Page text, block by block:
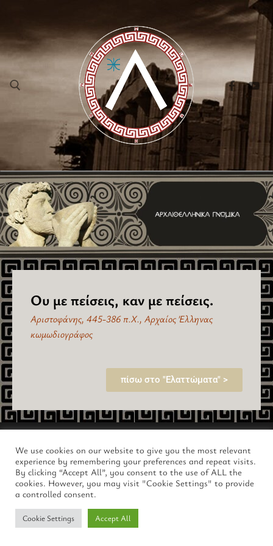
Ου με πείσεις, καν με πείσεις.
Αριστοφάνης, 445-386 π.Χ., Αρχαίος Έλληνας
κωμωδιογράφος
πίσω στο "Ελαττώματα" >
Ελλάδας.
We use cookies on our website to give you the most relevant
experience by remembering your preferences and repeat visits.
By clicking “Accept All”, you consent to the use of ALL the
cookies. However, you may visit "Cookie Settings" to provide
a controlled consent.
Cookie Settings Accept All